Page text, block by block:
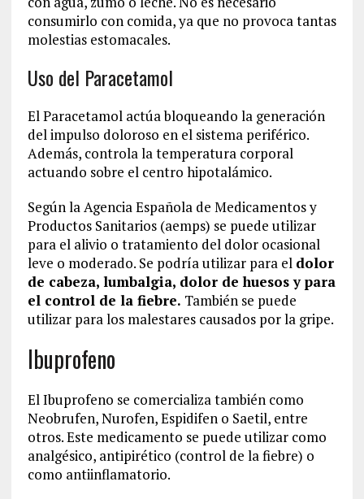
consumirlo con comida, ya que no provoca tantas
molestias estomacales.
Uso del Paracetamol
El Paracetamol actúa bloqueando la generación
del impulso doloroso en el sistema periférico.
Además, controla la temperatura corporal
actuando sobre el centro hipotalámico.
Según la Agencia Española de Medicamentos y
Productos Sanitarios (aemps) se puede utilizar
para el alivio o tratamiento del dolor ocasional
leve o moderado. Se podría utilizar para el dolor
de cabeza, lumbalgia, dolor de huesos y para
el control de la fiebre. También se puede
utilizar para los malestares causados por la gripe.
Ibuprofeno
El Ibuprofeno se comercializa también como
Neobrufen, Nurofen, Espidifen o Saetil, entre
otros. Este medicamento se puede utilizar como
analgésico, antipirético (control de la fiebre) o
como antiinflamatorio.